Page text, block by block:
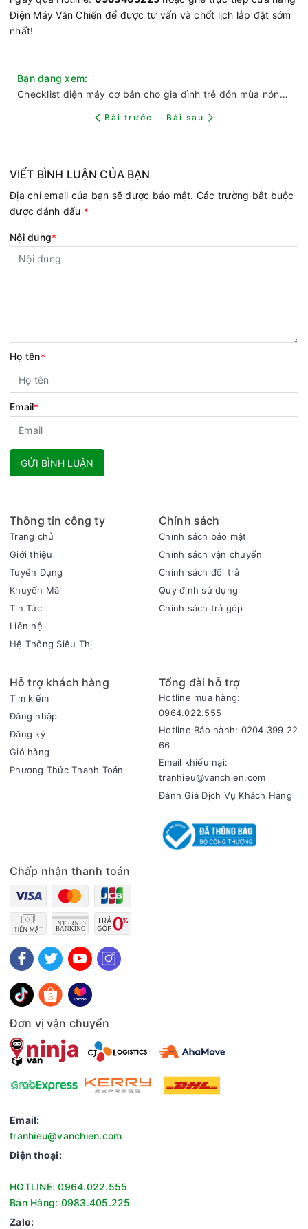
Điện Máy Văn Chiến để được tư vấn và chốt lịch lắp đặt sớm
nhất!
Bạn đang xem:
Checklist điện máy cơ bản cho gia đình trẻ đón mùa nóng tại Bắc Giang
Bài trước Bài sau
VIẾT BÌNH LUẬN CỦA BẠN
Địa chỉ email của bạn sẽ được bảo mật. Các trường bắt buộc
được đánh dấu *
Nội dung*
Họ tên*
Email*
GỬI BÌNH LUẬN
Thông tin công ty
Trang chủ
Giới thiệu
Tuyển Dụng
Khuyến Mãi
Tin Tức
Liên hệ
Hệ Thống Siêu Thị
Chính sách
Chính sách bảo mật
Chính sách vận chuyển
Chính sách đổi trả
Quy định sử dụng
Chính sách trả góp
Hỗ trợ khách hàng
Tìm kiếm
Đăng nhập
Đăng ký
Giỏ hàng
Phương Thức Thanh Toán
Tổng đài hỗ trợ
Hotline mua hàng:
0964.022.555
Hotline Bảo hành: 0204.399 22
66
Email khiếu nại:
tranhieu@vanchien.com
Đánh Giá Dịch Vụ Khách Hàng
Chấp nhận thanh toán
Đơn vị vận chuyển
Email:
tranhieu@vanchien.com
Điện thoại:
HOTLINE: 0964.022.555
Bán Hàng: 0983.405.225
Zalo: